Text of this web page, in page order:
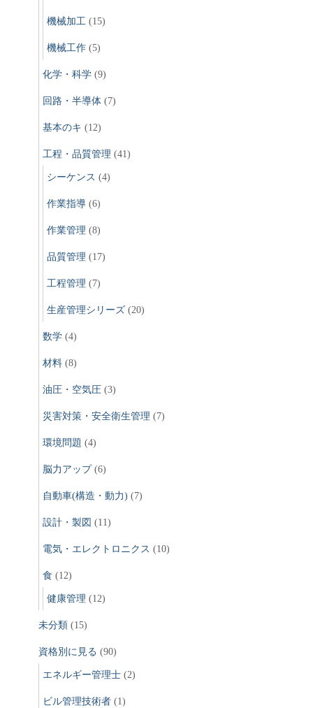
機械加工 (15)
機械工作 (5)
化学・科学 (9)
回路・半導体 (7)
基本のキ (12)
工程・品質管理 (41)
シーケンス (4)
作業指導 (6)
作業管理 (8)
品質管理 (17)
工程管理 (7)
生産管理シリーズ (20)
数学 (4)
材料 (8)
油圧・空気圧 (3)
災害対策・安全衛生管理 (7)
環境問題 (4)
脳力アップ (6)
自動車(構造・動力) (7)
設計・製図 (11)
電気・エレクトロニクス (10)
食 (12)
健康管理 (12)
未分類 (15)
資格別に見る (90)
エネルギー管理士 (2)
ビル管理技術者 (1)